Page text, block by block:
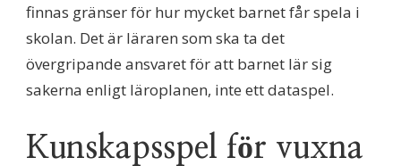
finnas gränser för hur mycket barnet får spela i
skolan. Det är läraren som ska ta det
övergripande ansvaret för att barnet lär sig
sakerna enligt läroplanen, inte ett dataspel.
Kunskapsspel för vuxna